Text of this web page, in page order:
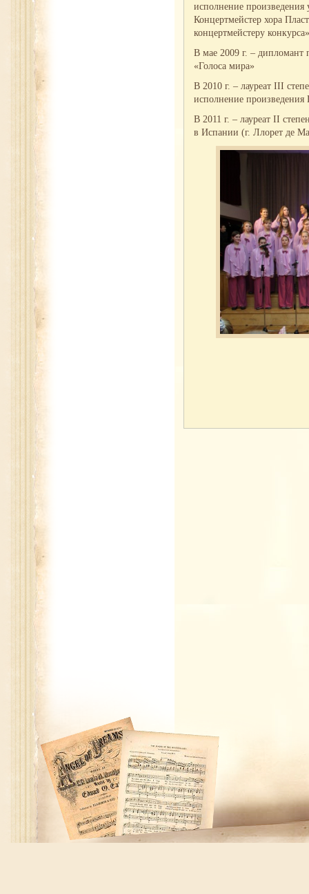
исполнение произведения
Концертмейстер хора
концертмейстеру конкурса»
В мае 2009 г. – дипломант
«Голоса мира»
В 2010 г. – лауреат III
исполнение произведения
В 2011 г. – лауреат II
в Испании (г. Ллорет де